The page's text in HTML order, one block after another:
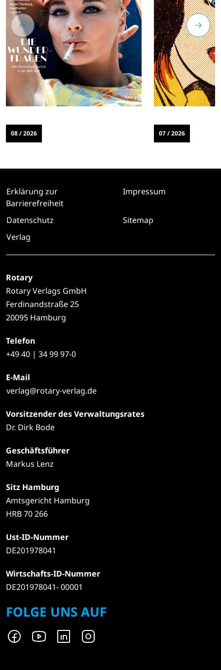
08 / 2026 07 / 2026
Erklärung zur
Barrierefreiheit
Impressum
Datenschutz
Sitemap
Verlag
Rotary
Rotary Verlags GmbH
Ferdinandstraße 25
20095 Hamburg
Telefon
+4940 | 34 99 97-0
E-Mail
verlag@rotary-verlag.de
Vorsitzender des Verwaltungsrates
Dr. Dirk Bode
Geschäftsführer
Markus Lenz
Sitz Hamburg
Amtsgericht Hamburg
HRB 70 266
Ust-ID-Nummer
DE201978041
Wirtschafts-ID-Nummer
DE201978041- 00001
FOLGE UNS AUF